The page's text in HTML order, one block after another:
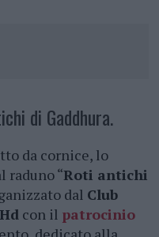
di Gaddhura.
da cornice, lo
raduno “Roti antichi
dal Club
con il patrocinio